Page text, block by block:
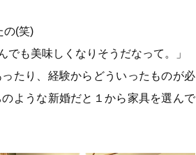
の(笑)
も美味しくなりそうだなって。」
たり、経験からどういったものが必
ような新婚だと１から家具を選んで